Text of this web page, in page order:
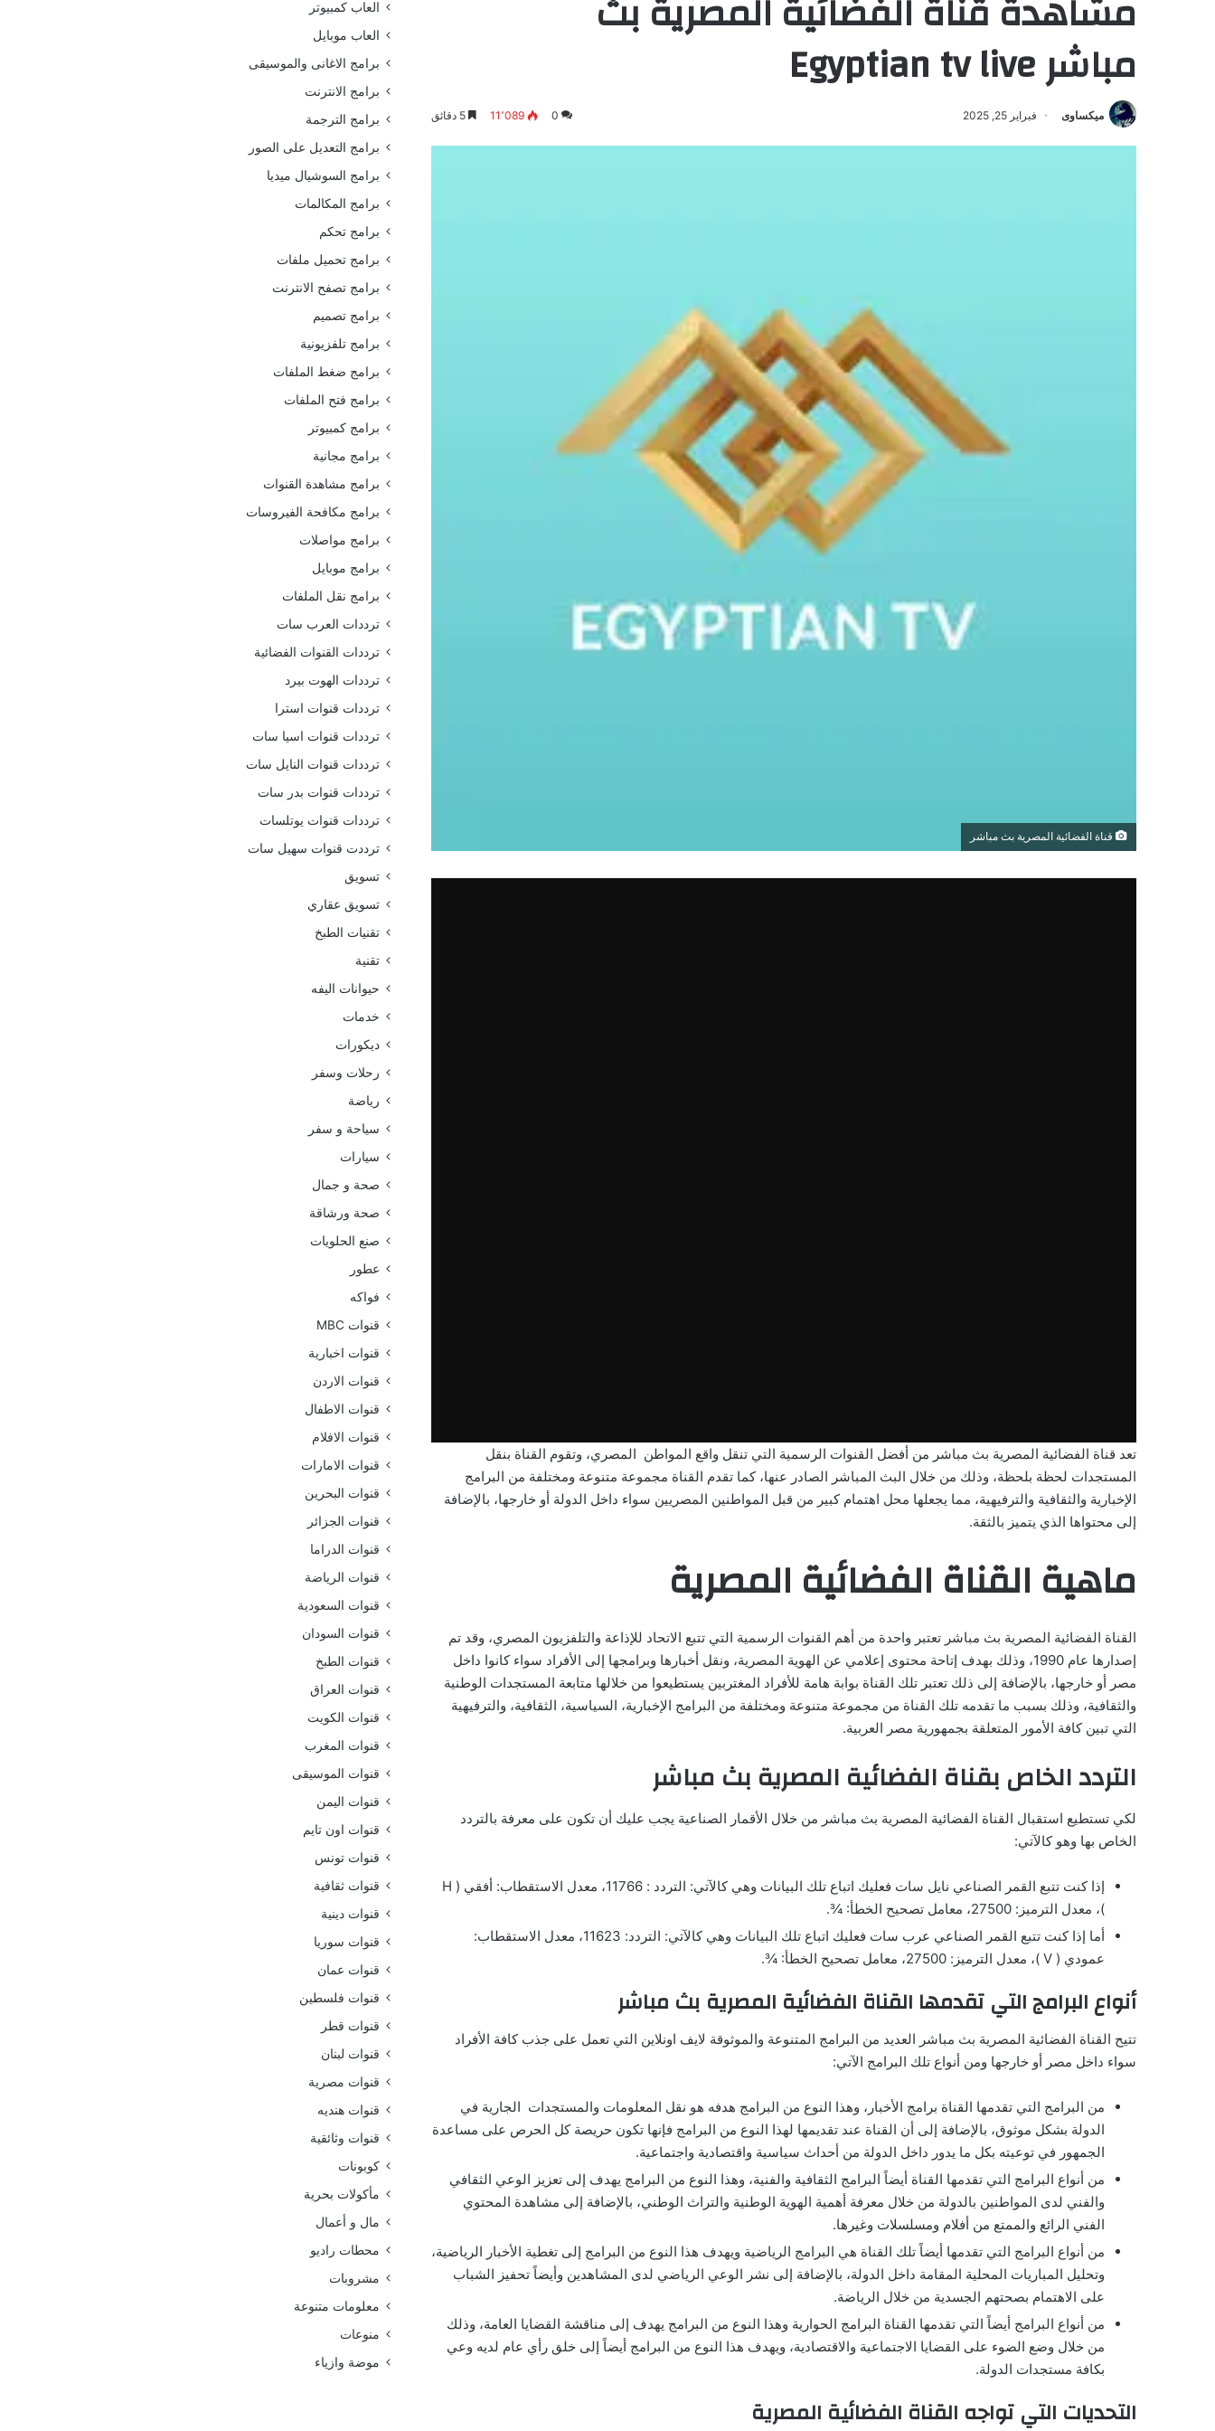
مشاهدة قناة الفضائية المصرية بث
مباشر Egyptian tv live
ميكساوى فبراير 25, 2025 0 11٬089
قناة الفضائية المصرية بث مباشر
تعد قناة الفضائية المصرية بث مباشر من أفضل القنوات الرسمية التي تنقل واقع المواطن المصري، وتقوم القناة بنقل
المستجدات لحظة بلحظة، وذلك من خلال البث المباشر الصادر عنها، كما تقدم القناة مجموعة متنوعة ومختلفة من البرامج
الإخبارية والثقافية والترفيهية، مما يجعلها محل اهتمام كبير من قبل المواطنين المصريين سواء داخل الدولة أو خارجها، بالإضافة
إلى محتواها الذي يتميز بالثقة.
ماهية القناة الفضائية المصرية
القناة الفضائية المصرية بث مباشر تعتبر واحدة من أهم القنوات الرسمية التي تتبع الاتحاد للإذاعة والتلفزيون المصري، وقد تم
إصدارها عام 1990، وذلك بهدف إتاحة محتوى إعلامي عن الهوية المصرية، ونقل أخبارها وبرامجها إلى الأفراد سواء كانوا داخل
مصر أو خارجها، بالإضافة إلى ذلك تعتبر تلك القناة بوابة هامة للأفراد المغتربين يستطيعوا من خلالها متابعة المستجدات الوطنية
والثقافية، وذلك بسبب ما تقدمه تلك القناة من مجموعة متنوعة ومختلفة من البرامج الإخبارية، السياسية، الثقافية، والترفيهية
التي تبين كافة الأمور المتعلقة بجمهورية مصر العربية.
التردد الخاص بقناة الفضائية المصرية بث مباشر
لكي تستطيع استقبال القناة الفضائية المصرية بث مباشر من خلال الأقمار الصناعية يجب عليك أن تكون على معرفة بالتردد
الخاص بها وهو كالآتي:
إذا كنت تتبع القمر الصناعي نايل سات فعليك اتباع تلك البيانات وهي كالآتي: التردد : 11766، معدل الاستقطاب: أفقي ( H
)، معدل الترميز: 27500، معامل تصحيح الخطأ: ¾.
أما إذا كنت تتبع القمر الصناعي عرب سات فعليك اتباع تلك البيانات وهي كالآتي: التردد: 11623، معدل الاستقطاب:
عمودي ( V )، معدل الترميز: 27500، معامل تصحيح الخطأ: ¾.
أنواع البرامج التي تقدمها القناة الفضائية المصرية بث مباشر
تتيح القناة الفضائية المصرية بث مباشر العديد من البرامج المتنوعة والموثوقة لايف اونلاين التي تعمل على جذب كافة الأفراد
سواء داخل مصر أو خارجها ومن أنواع تلك البرامج الآتي:
من البرامج التي تقدمها القناة برامج الأخبار، وهذا النوع من البرامج هدفه هو نقل المعلومات والمستجدات الجارية في
الدولة بشكل موثوق، بالإضافة إلى أن القناة عند تقديمها لهذا النوع من البرامج فإنها تكون حريصة كل الحرص على مساعدة
الجمهور في توعيته بكل ما يدور داخل الدولة من أحداث سياسية واقتصادية واجتماعية.
من أنواع البرامج التي تقدمها القناة أيضاً البرامج الثقافية والفنية، وهذا النوع من البرامج يهدف إلى تعزيز الوعي الثقافي
والفني لدى المواطنين بالدولة من خلال معرفة أهمية الهوية الوطنية والتراث الوطني، بالإضافة إلى مشاهدة المحتوي
الفني الرائع والممتع من أفلام ومسلسلات وغيرها.
من أنواع البرامج التي تقدمها أيضاً تلك القناة هي البرامج الرياضية ويهدف هذا النوع من البرامج إلى تغطية الأخبار الرياضية،
وتحليل المباريات المحلية المقامة داخل الدولة، بالإضافة إلى نشر الوعي الرياضي لدى المشاهدين وأيضاً تحفيز الشباب
على الاهتمام بصحتهم الجسدية من خلال الرياضة.
من أنواع البرامج أيضاً التي تقدمها القناة البرامج الحوارية وهذا النوع من البرامج يهدف إلى مناقشة القضايا العامة، وذلك
من خلال وضع الضوء على القضايا الاجتماعية والاقتصادية، ويهدف هذا النوع من البرامج أيضاً إلى خلق رأي عام لديه وعي
بكافة مستجدات الدولة.
التحديات التي تواجه القناة الفضائية المصرية
العاب كمبيوتر
العاب موبايل
برامج الاغانى والموسيقى
برامج الانترنت
برامج الترجمة
برامج التعديل على الصور
برامج السوشيال ميديا
برامج المكالمات
برامج تحكم
برامج تحميل ملفات
برامج تصفح الانترنت
برامج تصميم
برامج تلفزيونية
برامج ضغط الملفات
برامج فتح الملفات
برامج كمبيوتر
برامج مجانية
برامج مشاهدة القنوات
برامج مكافحة الفيروسات
برامج مواصلات
برامج موبايل
برامج نقل الملفات
ترددات العرب سات
ترددات القنوات الفضائية
ترددات الهوت بيرد
ترددات قنوات استرا
ترددات قنوات اسيا سات
ترددات قنوات النايل سات
ترددات قنوات بدر سات
ترددات قنوات يوتلسات
ترددت قنوات سهيل سات
تسويق
تسويق عقاري
تقنيات الطبخ
تقنية
حيوانات اليفه
خدمات
ديكورات
رحلات وسفر
رياضة
سياحة و سفر
سيارات
صحة و جمال
صحة ورشاقة
صنع الحلويات
عطور
فواكه
قنوات MBC
قنوات اخبارية
قنوات الاردن
قنوات الاطفال
قنوات الافلام
قنوات الامارات
قنوات البحرين
قنوات الجزائر
قنوات الدراما
قنوات الرياضة
قنوات السعودية
قنوات السودان
قنوات الطبخ
قنوات العراق
قنوات الكويت
قنوات المغرب
قنوات الموسيقى
قنوات اليمن
قنوات اون تايم
قنوات تونس
قنوات ثقافية
قنوات دينية
قنوات سوريا
قنوات عمان
قنوات فلسطين
قنوات قطر
قنوات لبنان
قنوات مصرية
قنوات هنديه
قنوات وثائقية
كوبونات
مأكولات بحرية
مال و أعمال
محطات راديو
مشروبات
معلومات متنوعة
منوعات
موضة وازياء